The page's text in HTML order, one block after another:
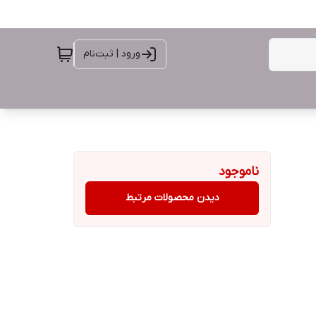
ورود | ثبت‌نام
ناموجود
دیدن محصولات مرتبط